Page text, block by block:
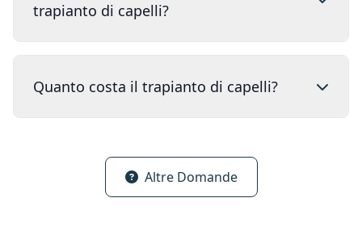
trapianto di capelli?
Quanto costa il trapianto di capelli?
Altre Domande